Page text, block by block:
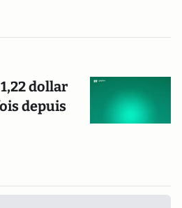
dollar
depuis